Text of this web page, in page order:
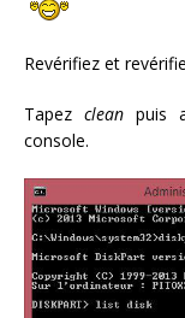
Revérifiez et
Tapez clean puis
console.